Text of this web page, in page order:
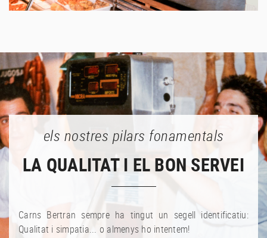
els nostres pilars fonamentals
LA QUALITAT I EL BON SERVEI
Carns Bertran sempre ha tingut un segell identificatiu:
Qualitat i simpatia... o almenys ho intentem!